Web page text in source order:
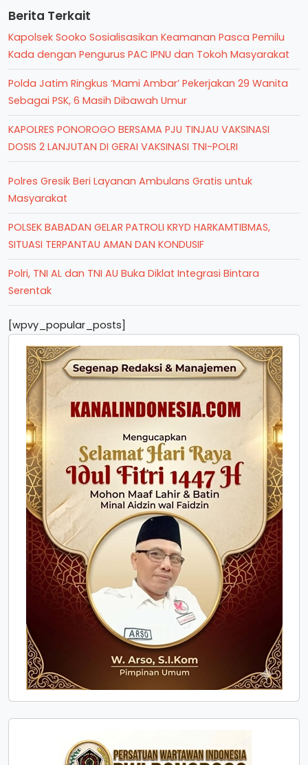
Berita Terkait
Kapolsek Sooko Sosialisasikan Keamanan Pasca Pemilu
Kada dengan Pengurus PAC IPNU dan Tokoh Masyarakat
Polda Jatim Ringkus ‘Mami Ambar’ Pekerjakan 29 Wanita
Sebagai PSK, 6 Masih Dibawah Umur
KAPOLRES PONOROGO BERSAMA PJU TINJAU VAKSINASI
DOSIS 2 LANJUTAN DI GERAI VAKSINASI TNI-POLRI
Polres Gresik Beri Layanan Ambulans Gratis untuk
Masyarakat
POLSEK BABADAN GELAR PATROLI KRYD HARKAMTIBMAS,
SITUASI TERPANTAU AMAN DAN KONDUSIF
Polri, TNI AL dan TNI AU Buka Diklat Integrasi Bintara
Serentak
[wpvy_popular_posts]